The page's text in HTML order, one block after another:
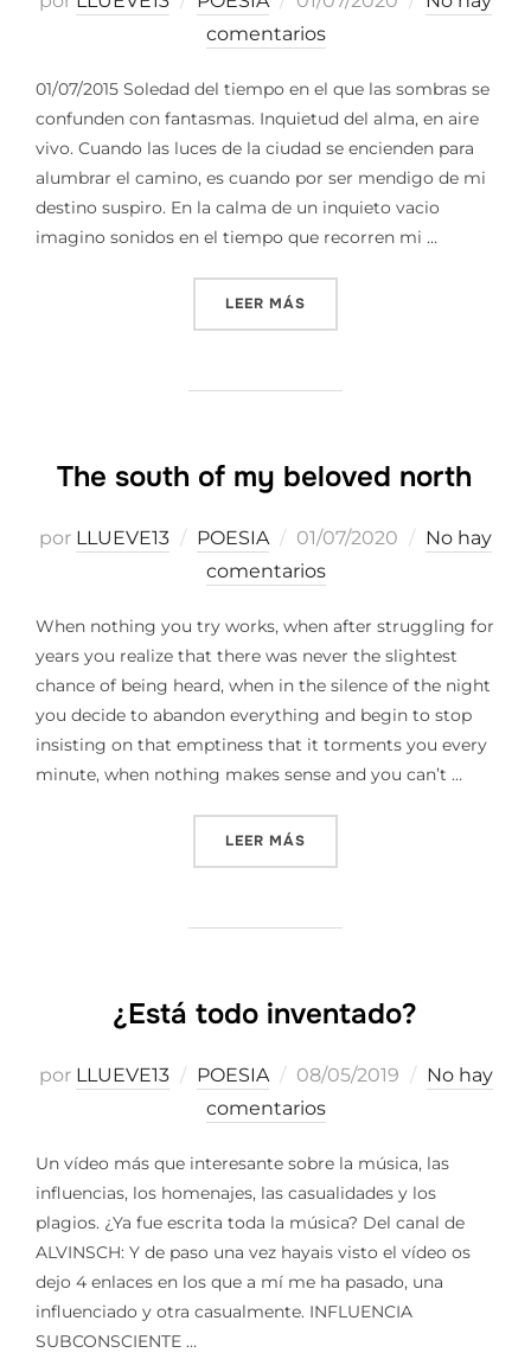
el
comentarios
01/07/2015 Soledad del tiempo en el que las sombras se
confunden con fantasmas. Inquietud del alma, en aire
vivo. Cuando las luces de la ciudad se encienden para
alumbrar el camino, es cuando por ser mendigo de mi
destino suspiro. En la calma de un inquieto vacio
imagino sonidos en el tiempo que recorren mi …
LEER MÁS
The south of my beloved north
por LLUEVE13 POESIA
Publicado
el
01/07/2020
No hay
comentarios
When nothing you try works, when after struggling for
years you realize that there was never the slightest
chance of being heard, when in the silence of the night
you decide to abandon everything and begin to stop
insisting on that emptiness that it torments you every
minute, when nothing makes sense and you can’t …
LEER MÁS
¿Está todo inventado?
por LLUEVE13 POESIA
Publicado
el
08/05/2019
No hay
comentarios
Un vídeo más que interesante sobre la música, las
influencias, los homenajes, las casualidades y los
plagios. ¿Ya fue escrita toda la música? Del canal de
ALVINSCH: Y de paso una vez hayais visto el vídeo os
dejo 4 enlaces en los que a mí me ha pasado, una
influenciado y otra casualmente. INFLUENCIA
SUBCONSCIENTE …